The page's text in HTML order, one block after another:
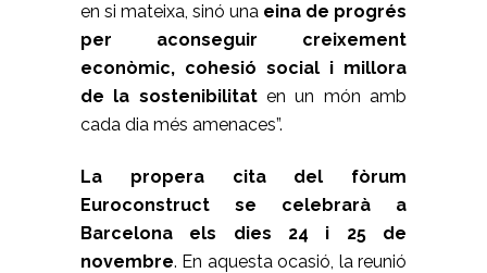
en si mateixa, sinó una eina de progrés
per aconseguir creixement
econòmic, cohesió social i millora
de la sostenibilitaten un món amb
cada dia més amenaces”.
La propera cita del fòrum
Euroconstruct se celebrarà a
Barcelona els dies 24 i 25 de
novembre. En aquesta ocasió, la reunió